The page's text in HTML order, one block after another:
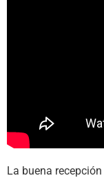
La buena